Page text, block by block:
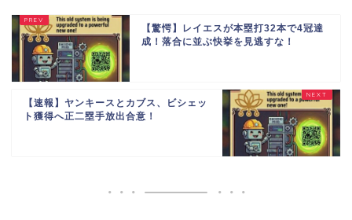
【驚愕】レイエスが本塁打32本で4冠達
成！落合に並ぶ快挙を見逃すな！
【速報】ヤンキースとカブス、ビシェッ
ト獲得へ正二塁手放出合意！